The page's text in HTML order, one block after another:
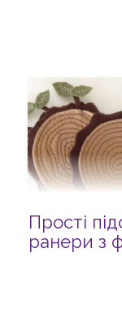
Прості
ранери з